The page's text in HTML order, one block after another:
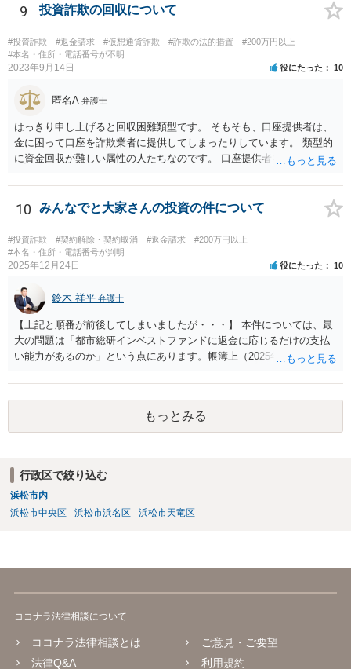
す。もっとも、④勤務先情報が取得できるのは、相談者様の債権が、
養育費などである場合か、人の生命または身体の侵害による損害賠償
請求権である場合に限られます。 申立には、定められた要件を満た
すことが必要ですので、具体的には弁護士に相談されるかご自身でお
調べになると良いと思います。
9 投資詐欺の回収について
#投資詐欺 #返金請求 #仮想通貨詐欺 #詐欺の法的措置
#200万円以上
#本名・住所・電話番号が不明
2023年9月14日 役にたった 10
匿名A 弁護士
はっきり申し上げると回収困難類型です。 そもそも、口座提供者は、
金に困って口座を詐欺業者に提供してしまったりしています。 類型的
に資金回収が難しい属性の人たちなのです。 口座提供者を訴えた場
か、共同不法行為が成立するのかなども問題となります。 裁判所の目
も現状シビアにみられているなというのが感触です。 くわえて、SNS
等で詐欺行為を行った人物についてはそもそも特定が困難な場合が多
いです。 そのため、私は、この手の事件の弁護団に属していますが、
回収は困難であることを明言した上で、それでも依頼する意思がある
かを確認した上で事件に着手して進めています。
10 みんなでと大家さんの投資の件について
#投資詐欺 #契約解除・契約取消 #返金請求
#200万円以上
#本名・住所・電話番号が判明
2025年12月24日 役にたった 10
鈴木 祥平 弁護士
【上記と順番が前後してしまいましたが・・・】 本件については、最
大の問題は「都市総研インベストファンドに返金に応じるだけの支払
い能力があるのか」という点にあります。帳簿上（2025年3月時点）、
が自由に売却できず、現金化できなければ、出資者への返還原資には
なりませんし、その資産の評価については、実際の時価との間に乖離
がある可能性が高いです。 都市綜研インベストファンドの社長は、都
市綜研インベストファンドの保有不動産を売却して、解約等に応じる
ータープール ②軽井沢ASIA ③西日暮里3丁目の土地 ④都市総研千葉
駅前ビル の4件です。 しかし、2025年8月9日の柳瀬社長の動画で「不
動産売却による資金調達」が語られていたにもかかわらず、現状は、
なく、これらの不動産によって資金調達がされる可能性は高くありま
れています。しかし、その売却代金が出資者への返還に回った形跡は
なく、日常の運転資金として使われ、すでに消えてしまった可能性が
もっとみる
行政区で絞り込む
浜松市内
浜松市中央区
浜松市浜名区 浜松市天竜区
ココナラ法律相談について
ココナラ法律相談とは
法律Q&A
ご意見・ご要望
利用規約